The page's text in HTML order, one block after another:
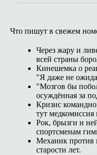
Что пишут в свежем
Через жару и
всей страны
Кинешемка о
"Я даже не
"Мозгов бы
осуждённая за
Кризис
тут
Рок, брызги и
спортсменам
Механик против
старости лет.